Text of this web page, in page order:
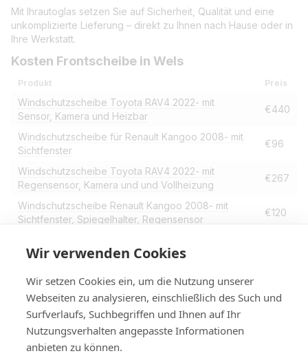
Mit Ihrautoglas setzen Sie auf Sicherheit, Qualität und eine
unkomplizierte Lieferung – direkt zu Ihnen nach Hause oder in
Ihre Werkstatt.
Kosten Frontscheibe in Wels
Produkt Preis
Windschutzscheibe Toyota RAV4 2022- mit
Sensor, Kamera und Heizbar
€440
Windschutzscheibe für Renault Kangoo 2008- mit
Sichtfenster
€96
Windschutzscheibe Toyota RAV4 2022- mit
Regensensor, Kamera und und Vollheizung
€267
Windschutzscheibe Renault Kangoo 2008- mit
Sichtfenster, Spiegelhalter, Regensensor
€120
Regensensor, Einzelkamera, Heizbar,
+4314420014
Wir verwenden Cookies
Wir setzen Cookies ein, um die Nutzung unserer
Webseiten zu analysieren, einschließlich des Such und
Surfverlaufs, Suchbegriffen und Ihnen auf Ihr
Nutzungsverhalten angepasste Informationen
anbieten zu können.